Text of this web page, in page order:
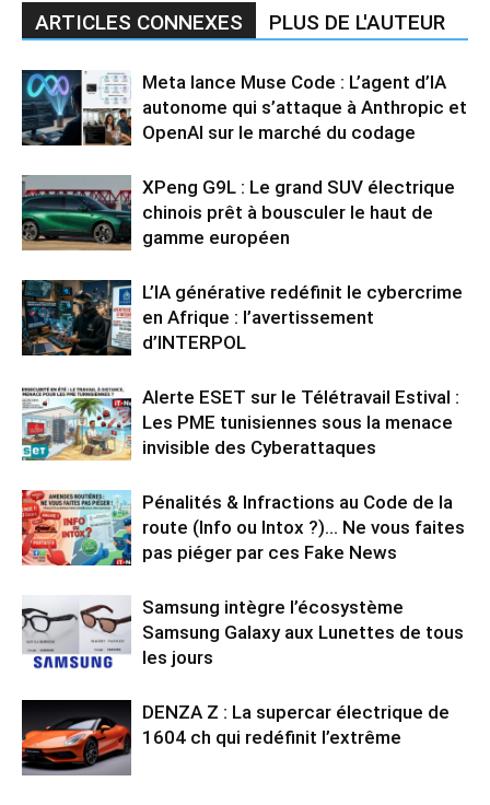
ARTICLES CONNEXES PLUS DE L'AUTEUR
Meta lance Muse Code : L’agent d’IA
autonome qui s’attaque à Anthropic et
OpenAI sur le marché du codage
XPeng G9L : Le grand SUV électrique
chinois prêt à bousculer le haut de
gamme européen
L’IA générative redéfinit le cybercrime
en Afrique : l’avertissement
d’INTERPOL
Alerte ESET sur le Télétravail Estival :
Les PME tunisiennes sous la menace
invisible des Cyberattaques
Pénalités & Infractions au Code de la
route (Info ou Intox ?)… Ne vous faites
pas piéger par ces Fake News
Samsung intègre l’écosystème
Samsung Galaxy aux Lunettes de tous
les jours
DENZA Z : La supercar électrique de
1604 ch qui redéfinit l’extrême